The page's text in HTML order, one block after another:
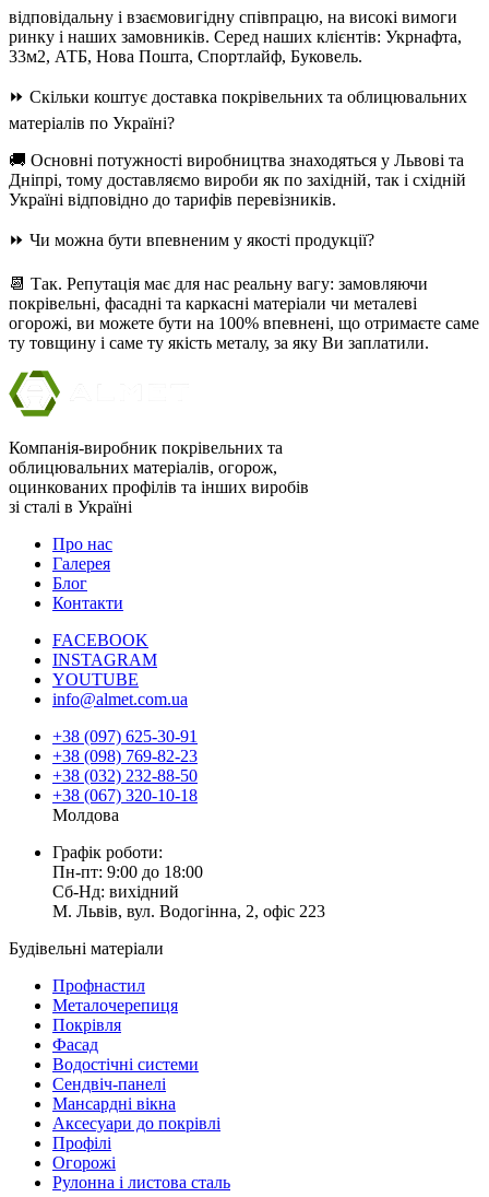
відповідальну і взаємовигідну співпрацю, на високі вимоги
ринку і наших замовників. Серед наших клієнтів: Укрнафта,
33м2, АТБ, Нова Пошта, Спортлайф, Буковель.
⏩ Скільки коштує доставка покрівельних та облицювальних
матеріалів по Україні?
🚚 Основні потужності виробництва знаходяться у Львові та
Дніпрі, тому доставляємо вироби як по західній, так і східній
Україні відповідно до тарифів перевізників.
⏩ Чи можна бути впевненим у якості продукції?
📆 Так. Репутація має для нас реальну вагу: замовляючи
покрівельні, фасадні та каркасні матеріали чи металеві
огорожі, ви можете бути на 100% впевнені, що отримаєте саме
ту товщину і саме ту якість металу, за яку Ви заплатили.
Компанія-виробник покрівельних та
облицювальних матеріалів, огорож,
оцинкованих профілів та інших виробів
зі сталі в Україні
Про нас
Галерея
Блог
Контакти
FACEBOOK
INSTAGRAM
YOUTUBE
info@almet.com.ua
+38 (097) 625-30-91
+38 (098) 769-82-23
+38 (032) 232-88-50
+38 (067) 320-10-18
Молдова
Графік роботи:
Пн-пт: 9:00 до 18:00
Сб-Нд: вихідний
М. Львів, вул. Водогінна, 2, офіс 223
Будівельні матеріали
Профнастил
Металочерепиця
Покрівля
Фасад
Водостічні системи
Сендвіч-панелі
Мансардні вікна
Аксесуари до покрівлі
Профілі
Огорожі
Рулонна і листова сталь